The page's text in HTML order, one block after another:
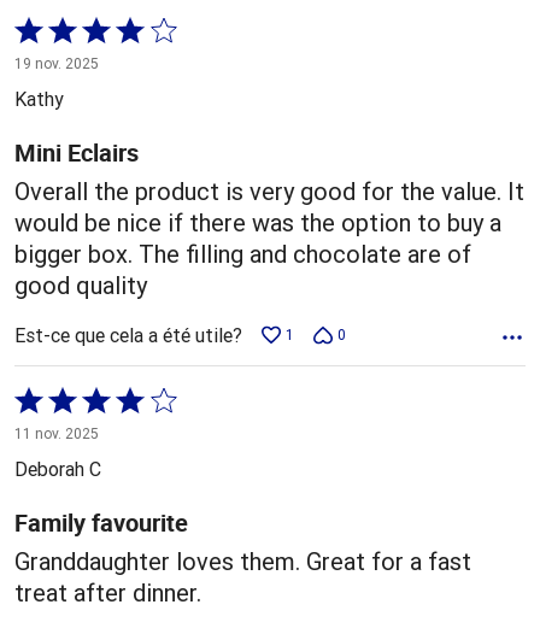
Coté
4 sur
5
19 nov. 2025
Kathy
Mini Eclairs
Overall the product is very good for the value. It
would be nice if there was the option to buy a
bigger box. The filling and chocolate are of
good quality
Est-ce que cela a été utile? 1 0
Coté
4 sur
5
11 nov. 2025
Deborah C
Family favourite
Granddaughter loves them. Great for a fast
treat after dinner.